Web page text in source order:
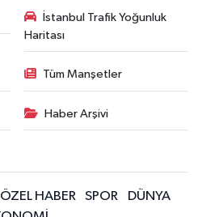
İstanbul Trafik Yoğunluk
Haritası
Tüm Manşetler
Haber Arşivi
ÖZEL HABER SPOR
DÜNYA